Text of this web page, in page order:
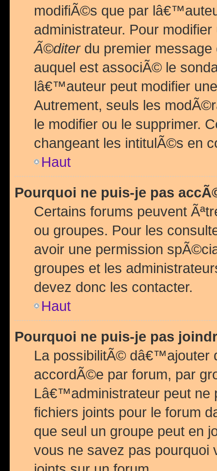
modifiÃ©s que par
administrateur. Pour
Ã©diterdu premier
auquel est associÃ© le
lâ€™auteur peut modifier
Autrement, seuls les
le modifier ou le supprimer.
changeant les intitulÃ©s en
Haut
Pourquoi ne puis-je pas
Certains forums peuvent
ou groupes. Pour les
avoir une permission
groupes et les
devez donc les contacter.
Haut
Pourquoi ne puis-je pas
La possibilitÃ© dâ€™ajouter
accordÃ©e par forum, par
Lâ€™administrateur peut
fichiers joints pour le forum
que seul un groupe peut en
vous ne savez pas pourquoi